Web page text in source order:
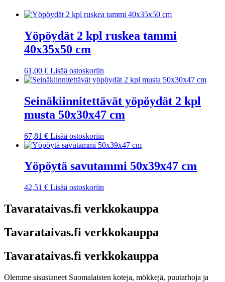
Yöpöydät 2 kpl ruskea tammi
40x35x50 cm
61,00 € Lisää ostoskoriin
Seinäkiinnitettävät yöpöydät 2 kpl
musta 50x30x47 cm
67,81 € Lisää ostoskoriin
Yöpöytä savutammi 50x39x47 cm
42,51 € Lisää ostoskoriin
Tavarataivas.fi verkkokauppa
Tavarataivas.fi verkkokauppa
Tavarataivas.fi verkkokauppa
Olemme sisustaneet Suomalaisten koteja, mökkejä, puutarhoja ja